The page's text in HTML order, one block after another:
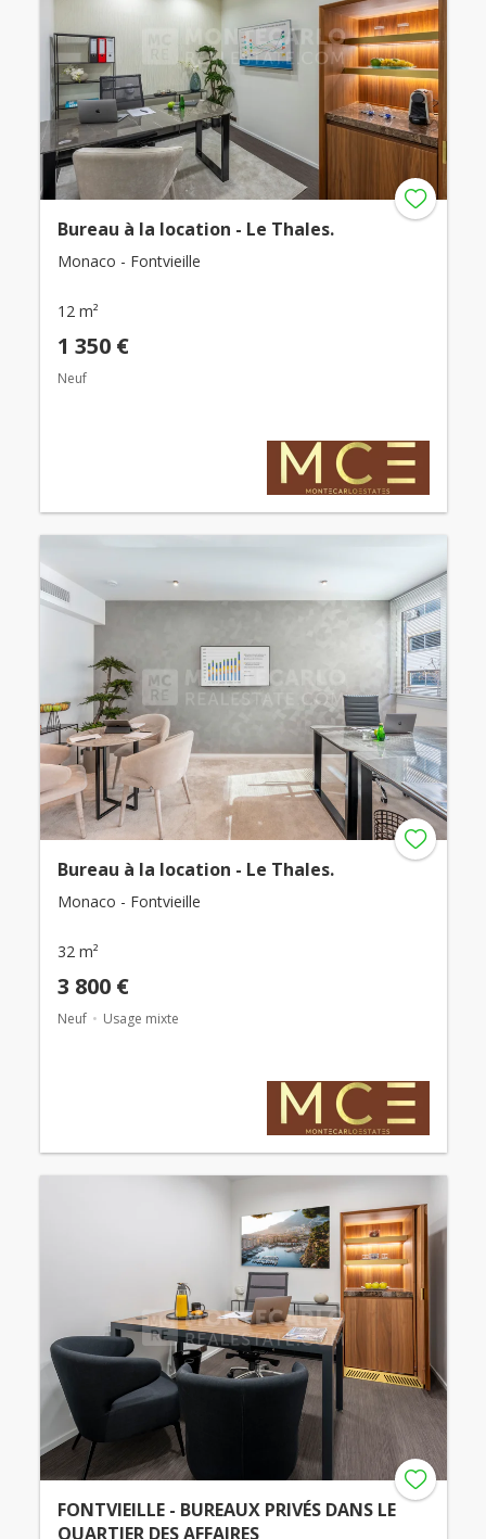
Bureau à la location - Le Thales.
Monaco - Fontvieille
12 m²
1 350 €
Neuf
Bureau à la location - Le Thales.
Monaco - Fontvieille
32 m²
3 800 €
Neuf Usage mixte
FONTVIEILLE - BUREAUX PRIVÉS DANS LE
QUARTIER DES AFFAIRES